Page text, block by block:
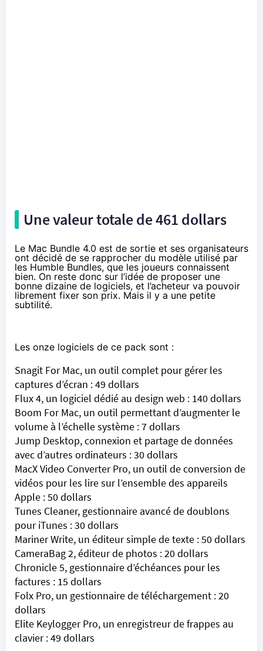
Une valeur totale de 461 dollars
Le Mac Bundle 4.0 est de sortie et ses organisateurs
ont décidé de se rapprocher du modèle utilisé par
les Humble Bundles, que les joueurs connaissent
bien. On reste donc sur l’idée de proposer une
bonne dizaine de logiciels, et l’acheteur va pouvoir
librement fixer son prix. Mais il y a une petite
subtilité.
Les onze logiciels de ce pack sont :
Snagit For Mac, un outil complet pour gérer les
captures d’écran : 49 dollars
Flux 4, un logiciel dédié au design web : 140 dollars
Boom For Mac, un outil permettant d’augmenter le
volume à l’échelle système : 7 dollars
Jump Desktop, connexion et partage de données
avec d’autres ordinateurs : 30 dollars
MacX Video Converter Pro, un outil de conversion de
vidéos pour les lire sur l’ensemble des appareils
Apple : 50 dollars
Tunes Cleaner, gestionnaire avancé de doublons
pour iTunes : 30 dollars
Mariner Write, un éditeur simple de texte : 50 dollars
CameraBag 2, éditeur de photos : 20 dollars
Chronicle 5, gestionnaire d’échéances pour les
factures : 15 dollars
Folx Pro, un gestionnaire de téléchargement : 20
dollars
Elite Keylogger Pro, un enregistreur de frappes au
clavier : 49 dollars